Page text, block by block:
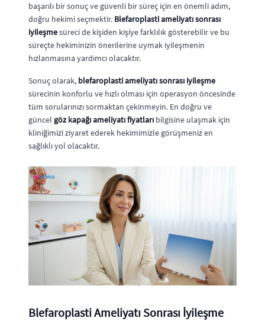
başarılı bir sonuç ve güvenli bir süreç için en önemli adım,
doğru hekimi seçmektir. Blefaroplasti ameliyatı sonrası
iyileşmesüreci de kişiden kişiye farklılık gösterebilir ve bu
süreçte hekiminizin önerilerine uymak iyileşmenin
hızlanmasına yardımcı olacaktır.
Sonuç olarak, blefaroplasti ameliyatı sonrası iyileşme
sürecinin konforlu ve hızlı olması için operasyon öncesinde
tüm sorularınızı sormaktan çekinmeyin. En doğru ve
güncel göz kapağı ameliyatı fiyatları bilgisine ulaşmak için
kliniğimizi ziyaret ederek hekimimizle görüşmeniz en
sağlıklı yol olacaktır.
Blefaroplasti Ameliyatı Sonrası İyileşme